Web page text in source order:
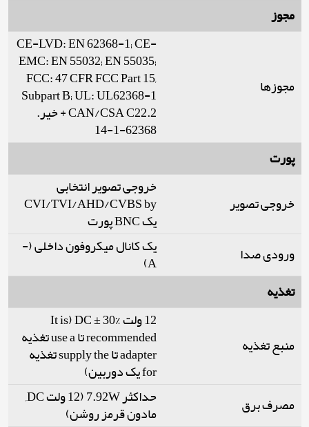
مجوز
مجوزها
CE-LVD: EN 62368-1; CE-
EMC: EN 55032; EN 55035;
FCC: 47 CFR FCC Part 15,
Subpart B; UL: UL62368-1
+ CAN/CSA C22.2 خیر.
62368-1-14
پورت
خروجی تصویر
خروجی تصویر انتخابی
CVI/TVI/AHD/CVBS by
یک BNC پورت
ورودی صدا
یک کانال میکروفون داخلی (-
A)
تغذیه
منبع تغذیه
12 ولت DC ± 30% (It is
recommended تا use a تغذیه
adapter تا supply the تغذیه
for یک دوربین)
مصرف برق
حداکثر 7.92W (12 ولت DC,
مادون قرمز روشن)